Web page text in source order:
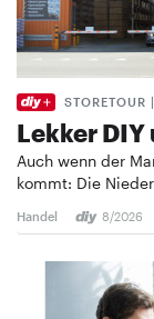
STORETOUR
Lekker DIY
Auch wenn der
kommt: Die
Handel 8/2026